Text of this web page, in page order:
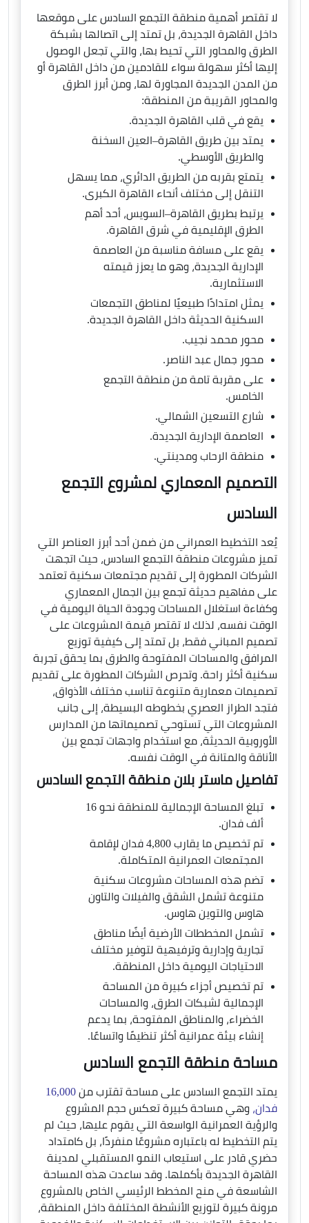
لا تقتصر أهمية منطقة التجمع السادس على موقعها
داخل القاهرة الجديدة، بل تمتد إلى اتصالها بشبكة
الطرق والمحاور التي تحيط بها، والتي تجعل الوصول
إليها أكثر سهولة سواء للقادمين من داخل القاهرة أو
من المدن الجديدة المجاورة لها، ومن أبرز الطرق
والمحاور القريبة من المنطقة:
يقع في قلب القاهرة الجديدة.
يمتد بين طريق القاهرة–العين السخنة
والطريق الأوسطي.
يتمتع بقربه من الطريق الدائري، مما يسهل
التنقل إلى مختلف أنحاء القاهرة الكبرى.
يرتبط بطريق القاهرة–السويس، أحد أهم
الطرق الإقليمية في شرق القاهرة.
يقع على مسافة مناسبة من العاصمة
الإدارية الجديدة، وهو ما يعزز قيمته
الاستثمارية.
يمثل امتدادًا طبيعيًا لمناطق التجمعات
السكنية الحديثة داخل القاهرة الجديدة.
محور محمد نجيب.
محور جمال عبد الناصر.
على مقربة تامة من منطقة التجمع
الخامس.
شارع التسعين الشمالي.
العاصمة الإدارية الجديدة.
منطقة الرحاب ومدينتي.
التصميم المعماري لمشروع التجمع
السادس
يُعد التخطيط العمراني من ضمن أحد أبرز العناصر التي
تميز مشروعات منطقة التجمع السادس، حيث اتجهت
الشركات المطورة إلى تقديم مجتمعات سكنية تعتمد
على مفاهيم حديثة تجمع بين الجمال المعماري
وكفاءة استغلال المساحات وجودة الحياة اليومية في
الوقت نفسه، لذلك لا تقتصر قيمة المشروعات على
تصميم المباني فقط، بل تمتد إلى كيفية توزيع
المرافق والمساحات المفتوحة والطرق بما يحقق تجربة
سكنية أكثر راحة. وتحرص الشركات المطورة على تقديم
تصميمات معمارية متنوعة تناسب مختلف الأذواق،
فتجد الطراز العصري بخطوطه البسيطة، إلى جانب
المشروعات التي تستوحي تصميماتها من المدارس
الأوروبية الحديثة، مع استخدام واجهات تجمع بين
الأناقة والمتانة في الوقت نفسه.
تفاصيل ماستر بلان منطقة التجمع السادس
تبلغ المساحة الإجمالية للمنطقة نحو 16
ألف فدان.
تم تخصيص ما يقارب 4,800 فدان لإقامة
المجتمعات العمرانية المتكاملة.
تضم هذه المساحات مشروعات سكنية
متنوعة تشمل الشقق والفيلات والتاون
هاوس والتوين هاوس.
تشمل المخططات الأرضية أيضًا مناطق
تجارية وإدارية وترفيهية لتوفير مختلف
الاحتياجات اليومية داخل المنطقة.
تم تخصيص أجزاء كبيرة من المساحة
الإجمالية لشبكات الطرق، والمساحات
الخضراء، والمناطق المفتوحة، بما يدعم
إنشاء بيئة عمرانية أكثر تنظيمًا واتساعًا.
مساحة منطقة التجمع السادس
يمتد التجمع السادس على مساحة تقترب من 16,000
فدان، وهي مساحة كبيرة تعكس حجم المشروع
والرؤية العمرانية الواسعة التي يقوم عليها، حيث لم
يتم التخطيط له باعتباره مشروعًا منفردًا، بل كامتداد
حضري قادر على استيعاب النمو المستقبلي لمدينة
القاهرة الجديدة بأكملها. وقد ساعدت هذه المساحة
الشاسعة في منح المخطط الرئيسي الخاص بالمشروع
مرونة كبيرة لتوزيع الأنشطة المختلفة داخل المنطقة،